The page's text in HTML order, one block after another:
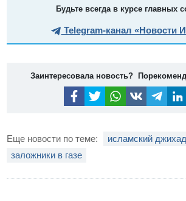
Будьте всегда в курсе главных
Telegram-канал «Новости
Заинтересовала новость?
Еще новости по теме:
исламский джихад
заложники в газе